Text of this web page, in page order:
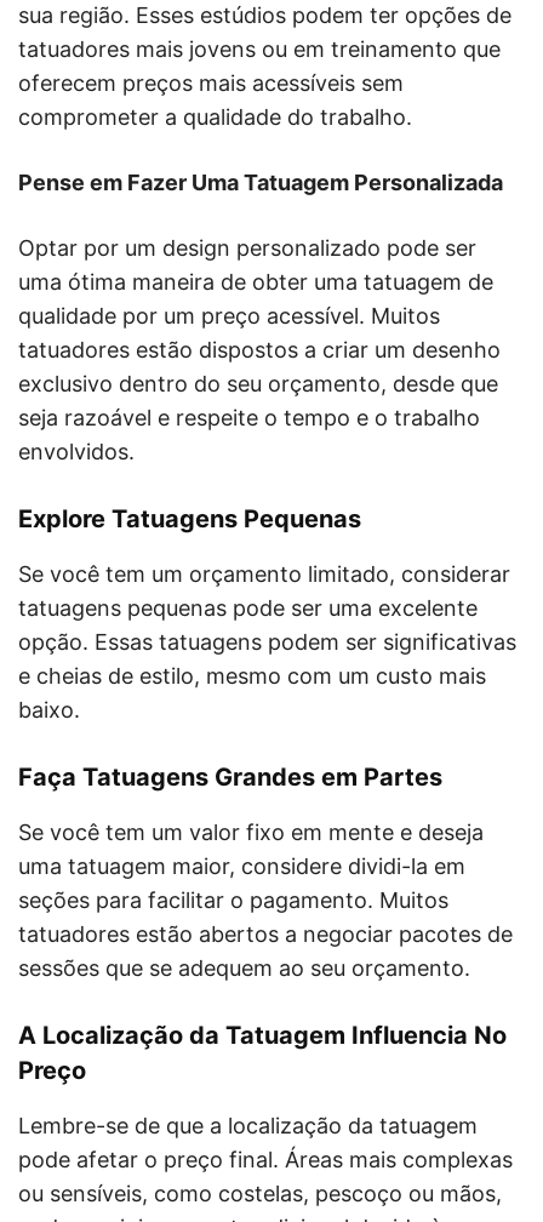
sua região. Esses estúdios podem ter opções de
tatuadores mais jovens ou em treinamento que
oferecem preços mais acessíveis sem
comprometer a qualidade do trabalho.
Pense em Fazer Uma Tatuagem Personalizada
Optar por um design personalizado pode ser
uma ótima maneira de obter uma tatuagem de
qualidade por um preço acessível. Muitos
tatuadores estão dispostos a criar um desenho
exclusivo dentro do seu orçamento, desde que
seja razoável e respeite o tempo e o trabalho
envolvidos.
Explore Tatuagens Pequenas
Se você tem um orçamento limitado, considerar
tatuagens pequenas pode ser uma excelente
opção. Essas tatuagens podem ser significativas
e cheias de estilo, mesmo com um custo mais
baixo.
Faça Tatuagens Grandes em Partes
Se você tem um valor fixo em mente e deseja
uma tatuagem maior, considere dividi-la em
seções para facilitar o pagamento. Muitos
tatuadores estão abertos a negociar pacotes de
sessões que se adequem ao seu orçamento.
A Localização da Tatuagem Influencia No
Preço
Lembre-se de que a localização da tatuagem
pode afetar o preço final. Áreas mais complexas
ou sensíveis, como costelas, pescoço ou mãos,